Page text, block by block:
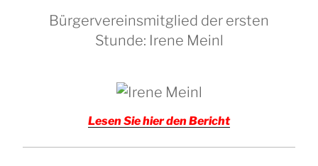
Bürgervereinsmitglied der ersten
Stunde: Irene Meinl
Lesen Sie hier den Bericht